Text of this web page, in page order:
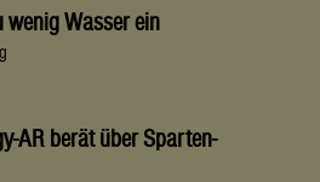
wenig Wasser ein
AR berät über Sparten-